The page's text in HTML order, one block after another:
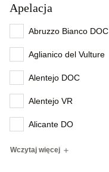
Apelacja
Abruzzo Bianco DOC
Aglianico del Vulture
Alentejo DOC
Alentejo VR
Alicante DO
Wczytaj więcej